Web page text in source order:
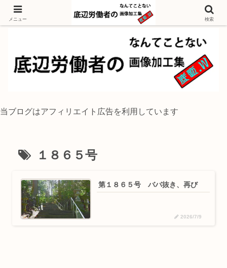
独身底辺おじさんが風景写真をイラスト風に加工するブログ
当ブログはアフィリエイト広告を利用しています
１８６５号
第１８６５号 ババ抜き、再び
2026/7/9
メニュー 検索